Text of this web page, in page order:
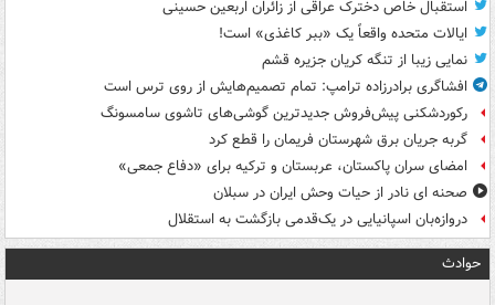
استقبال خاص دخترک عراقی از زائران اربعین حسینی
ایالات متحده واقعاً یک «ببر کاغذی» است!
نمایی زیبا از تنگه کریان جزیره قشم
افشاگری برادرزاده ترامپ: تمام تصمیم‌هایش از روی ترس است
رکوردشکنی پیش‌فروش جدیدترین گوشی‌های تاشوی سامسونگ
گربه جریان برق شهرستان فریمان را قطع کرد
امضای سران پاکستان، عربستان و ترکیه برای «دفاع جمعی»
صحنه ای نادر از حیات وحش ایران در سبلان
دروازه‌بان اسپانیایی در یک‌قدمی بازگشت به استقلال
حوادث